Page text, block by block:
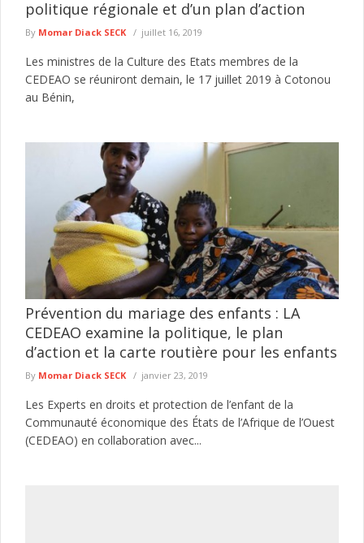
politique régionale et d’un plan d’action
By Momar Diack SECK juillet 16, 2019
Les ministres de la Culture des Etats membres de la
CEDEAO se réuniront demain, le 17 juillet 2019 à Cotonou
au Bénin,
Prévention du mariage des enfants : LA
CEDEAO examine la politique, le plan
d’action et la carte routière pour les enfants
By Momar Diack SECK janvier 23, 2019
Les Experts en droits et protection de l’enfant de la
Communauté économique des États de l’Afrique de l’Ouest
(CEDEAO) en collaboration avec...